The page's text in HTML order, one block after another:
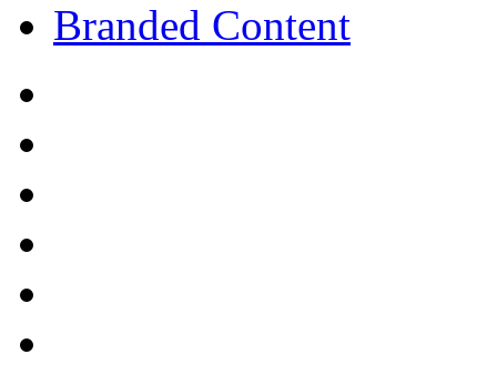
Branded Content